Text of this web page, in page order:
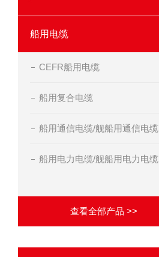
船用电缆
CEFR船用电缆
船用复合电缆
船用通信电缆/舰船用通信电缆
船用电力电缆/舰船用电力电缆
查看全部产品 >>